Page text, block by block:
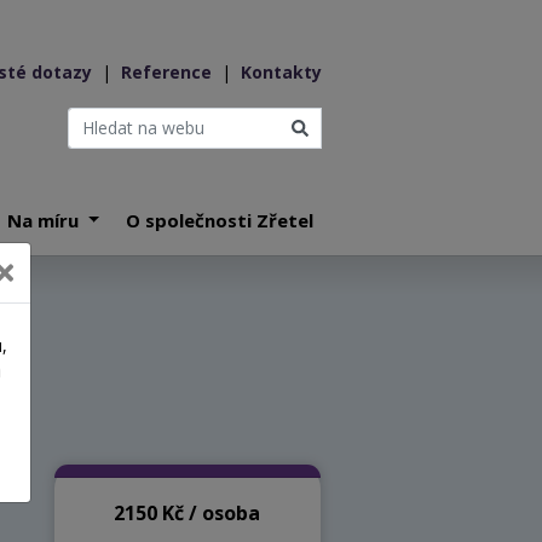
dotazy | Reference | Kontakty
Na míru O společnosti Zřetel
2150 Kč / osoba